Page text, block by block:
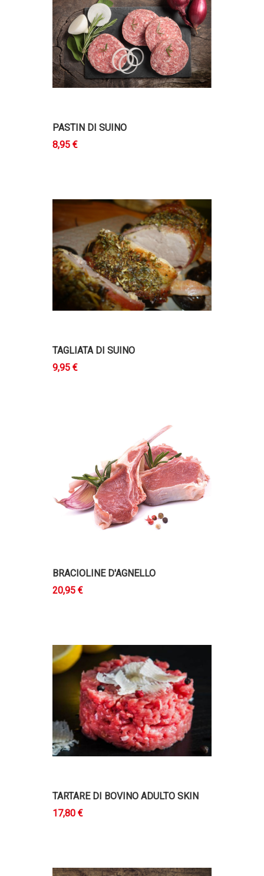
PASTIN DI SUINO
8,95 €
TAGLIATA DI SUINO
9,95 €
BRACIOLINE D'AGNELLO
20,95 €
TARTARE DI BOVINO ADULTO SKIN
17,80 €